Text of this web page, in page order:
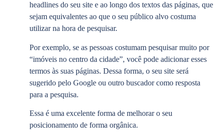
headlines do seu site e ao longo dos textos das páginas, que
sejam equivalentes ao que o seu público alvo costuma
utilizar na hora de pesquisar.
Por exemplo, se as pessoas costumam pesquisar muito por
“imóveis no centro da cidade”, você pode adicionar esses
termos às suas páginas. Dessa forma, o seu site será
sugerido pelo Google ou outro buscador como resposta
para a pesquisa.
Essa é uma excelente forma de melhorar o seu
posicionamento de forma orgânica.